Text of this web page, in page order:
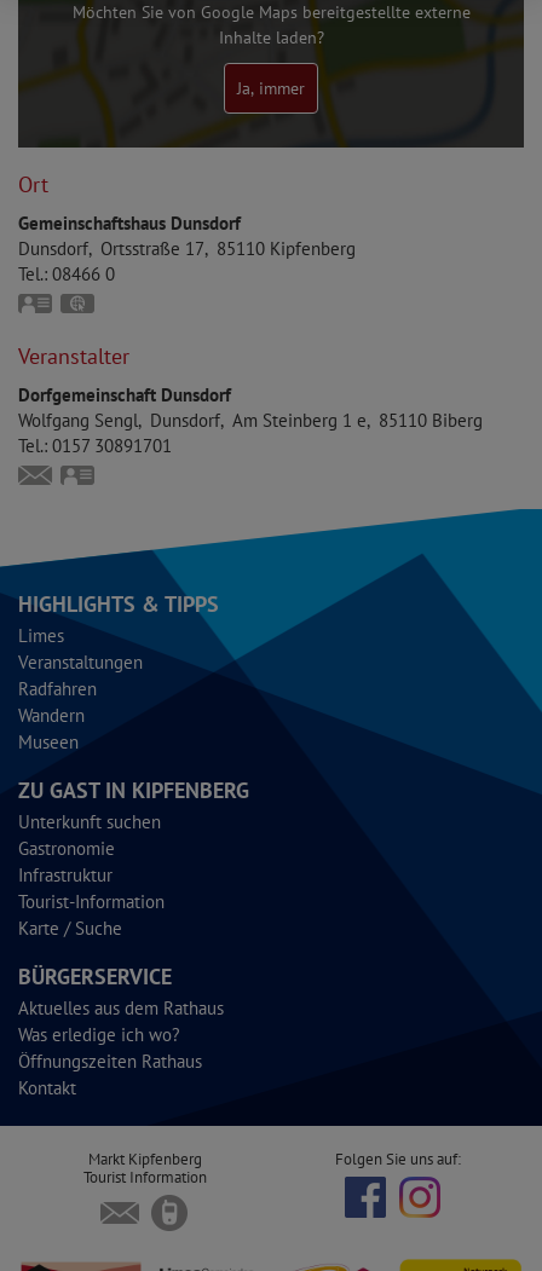
Möchten Sie von Google Maps bereitgestellte externe
Inhalte laden?
Ja, immer
Ort
Gemeinschaftshaus Dunsdorf
Dunsdorf Ortsstraße 17 85110 Kipfenberg
Tel.: 08466 0
vCard
Veranstalter
Dorfgemeinschaft Dunsdorf
Wolfgang Sengl Dunsdorf Am Steinberg 1 e 85110 Biberg
Tel.: 0157 30891701
wolfgangsengl@yahoo.de
HIGHLIGHTS & TIPPS
Limes
Veranstaltungen
Radfahren
Wandern
Museen
ZU GAST IN KIPFENBERG
Unterkunft suchen
Gastronomie
Infrastruktur
Tourist-Information
Karte / Suche
BÜRGERSERVICE
Aktuelles aus dem Rathaus
Was erledige ich wo?
Öffnungszeiten Rathaus
Kontakt
Markt Kipfenberg
Tourist Information
Folgen Sie uns auf: